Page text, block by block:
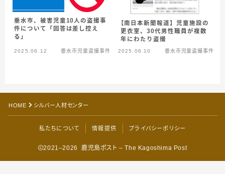
情報提供
垂水市、被害児童10人の盗撮事
件について「回答は差し控え
る」
2025.06.12 垂水市児童盗撮事件
【南日本新聞報道】児童施設の
更衣室、30代男性職員が複数
年にわたり盗撮
2025.06.10 垂水市児童盗撮事件
HOME シルバー人材センター
私たちについて 情報提供 プライバシーポリシー
2021–2026 鹿児島ポスト – The Kagoshima Post